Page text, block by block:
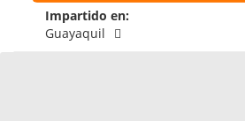
Impartido en:
Guayaquil